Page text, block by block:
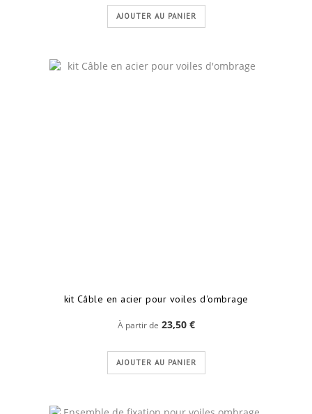
AJOUTER AU PANIER
kit Câble en acier pour voiles d'ombrage
À partir de 23,50 €
AJOUTER AU PANIER